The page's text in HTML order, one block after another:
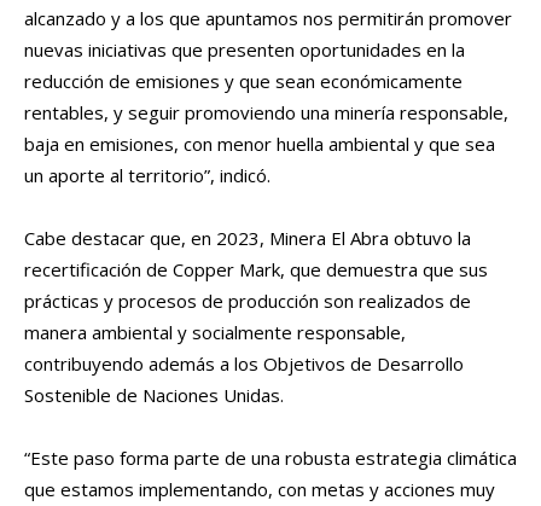
alcanzado y a los que apuntamos nos permitirán promover
nuevas iniciativas que presenten oportunidades en la
reducción de emisiones y que sean económicamente
rentables, y seguir promoviendo una minería responsable,
baja en emisiones, con menor huella ambiental y que sea
un aporte al territorio”, indicó.
Cabe destacar que, en 2023, Minera El Abra obtuvo la
recertificación de Copper Mark, que demuestra que sus
prácticas y procesos de producción son realizados de
manera ambiental y socialmente responsable,
contribuyendo además a los Objetivos de Desarrollo
Sostenible de Naciones Unidas.
“Este paso forma parte de una robusta estrategia climática
que estamos implementando, con metas y acciones muy